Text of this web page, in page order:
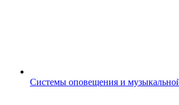
Системы оповещения и